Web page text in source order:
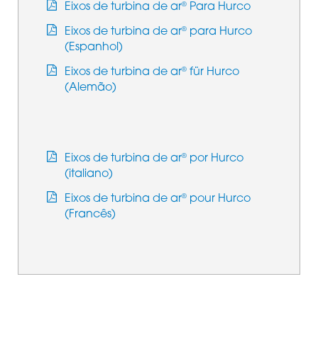
Eixos de turbina de ar® Para Hurco
Eixos de turbina de ar® para Hurco
(Espanhol)
Eixos de turbina de ar® für Hurco
(Alemão)
Eixos de turbina de ar® por Hurco
(italiano)
Eixos de turbina de ar® pour Hurco
(Francês)